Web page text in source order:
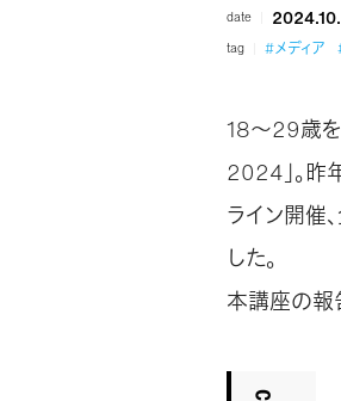
date
tag #メディア
18〜29歳を
2024」。昨
ライン開催
した。
本講座の報